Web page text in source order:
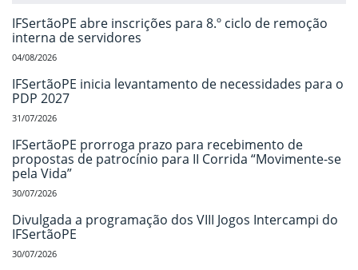
IFSertãoPE abre inscrições para 8.º ciclo de remoção
interna de servidores
04/08/2026
IFSertãoPE inicia levantamento de necessidades para o
PDP 2027
31/07/2026
IFSertãoPE prorroga prazo para recebimento de
propostas de patrocínio para II Corrida “Movimente-se
pela Vida”
30/07/2026
Divulgada a programação dos VIII Jogos Intercampi do
IFSertãoPE
30/07/2026